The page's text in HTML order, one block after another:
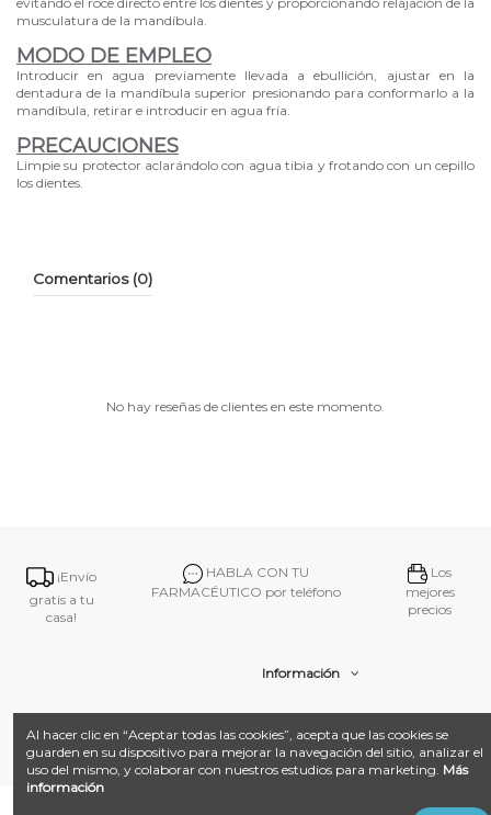
musculatura de la mandíbula.
MODO DE EMPLEO
Introducir en agua previamente llevada a ebullición, ajustar en la
dentadura de la mandíbula superior presionando para conformarlo a la
mandíbula, retirar e introducir en agua fría.
PRECAUCIONES
Limpie su protector aclarándolo con agua tibia y frotando con un cepillo
los dientes.
Comentarios (0)
No hay reseñas de clientes en este momento.
¡Envío
gratis a tu
casa!
HABLA CON TU
FARMACÉUTICO por teléfono
Los
mejores
precios
Información
Al hacer clic en “Aceptar todas las cookies”, acepta que las cookies se
guarden en su dispositivo para mejorar la navegación del sitio, analizar el
uso del mismo, y colaborar con nuestros estudios para marketing. Más
información